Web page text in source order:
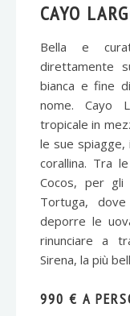
CAYO
Bella e
direttamente
bianca e fine
nome. Cayo
tropicale in
le sue spiagge,
corallina. Tra
Cocos, per gli
Tortuga,
deporre le
rinunciare a
Sirena, la più
990 € A